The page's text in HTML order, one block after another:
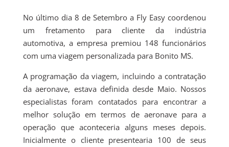
No último dia 8 de Setembro a Fly Easy coordenou
um fretamento para cliente da indústria
automotiva, a empresa premiou 148 funcionários
com uma viagem personalizada para Bonito MS.
A programação da viagem, incluindo a contratação
da aeronave, estava definida desde Maio. Nossos
especialistas foram contatados para encontrar a
melhor solução em termos de aeronave para a
operação que aconteceria alguns meses depois.
Inicialmente o cliente presentearia 100 de seus